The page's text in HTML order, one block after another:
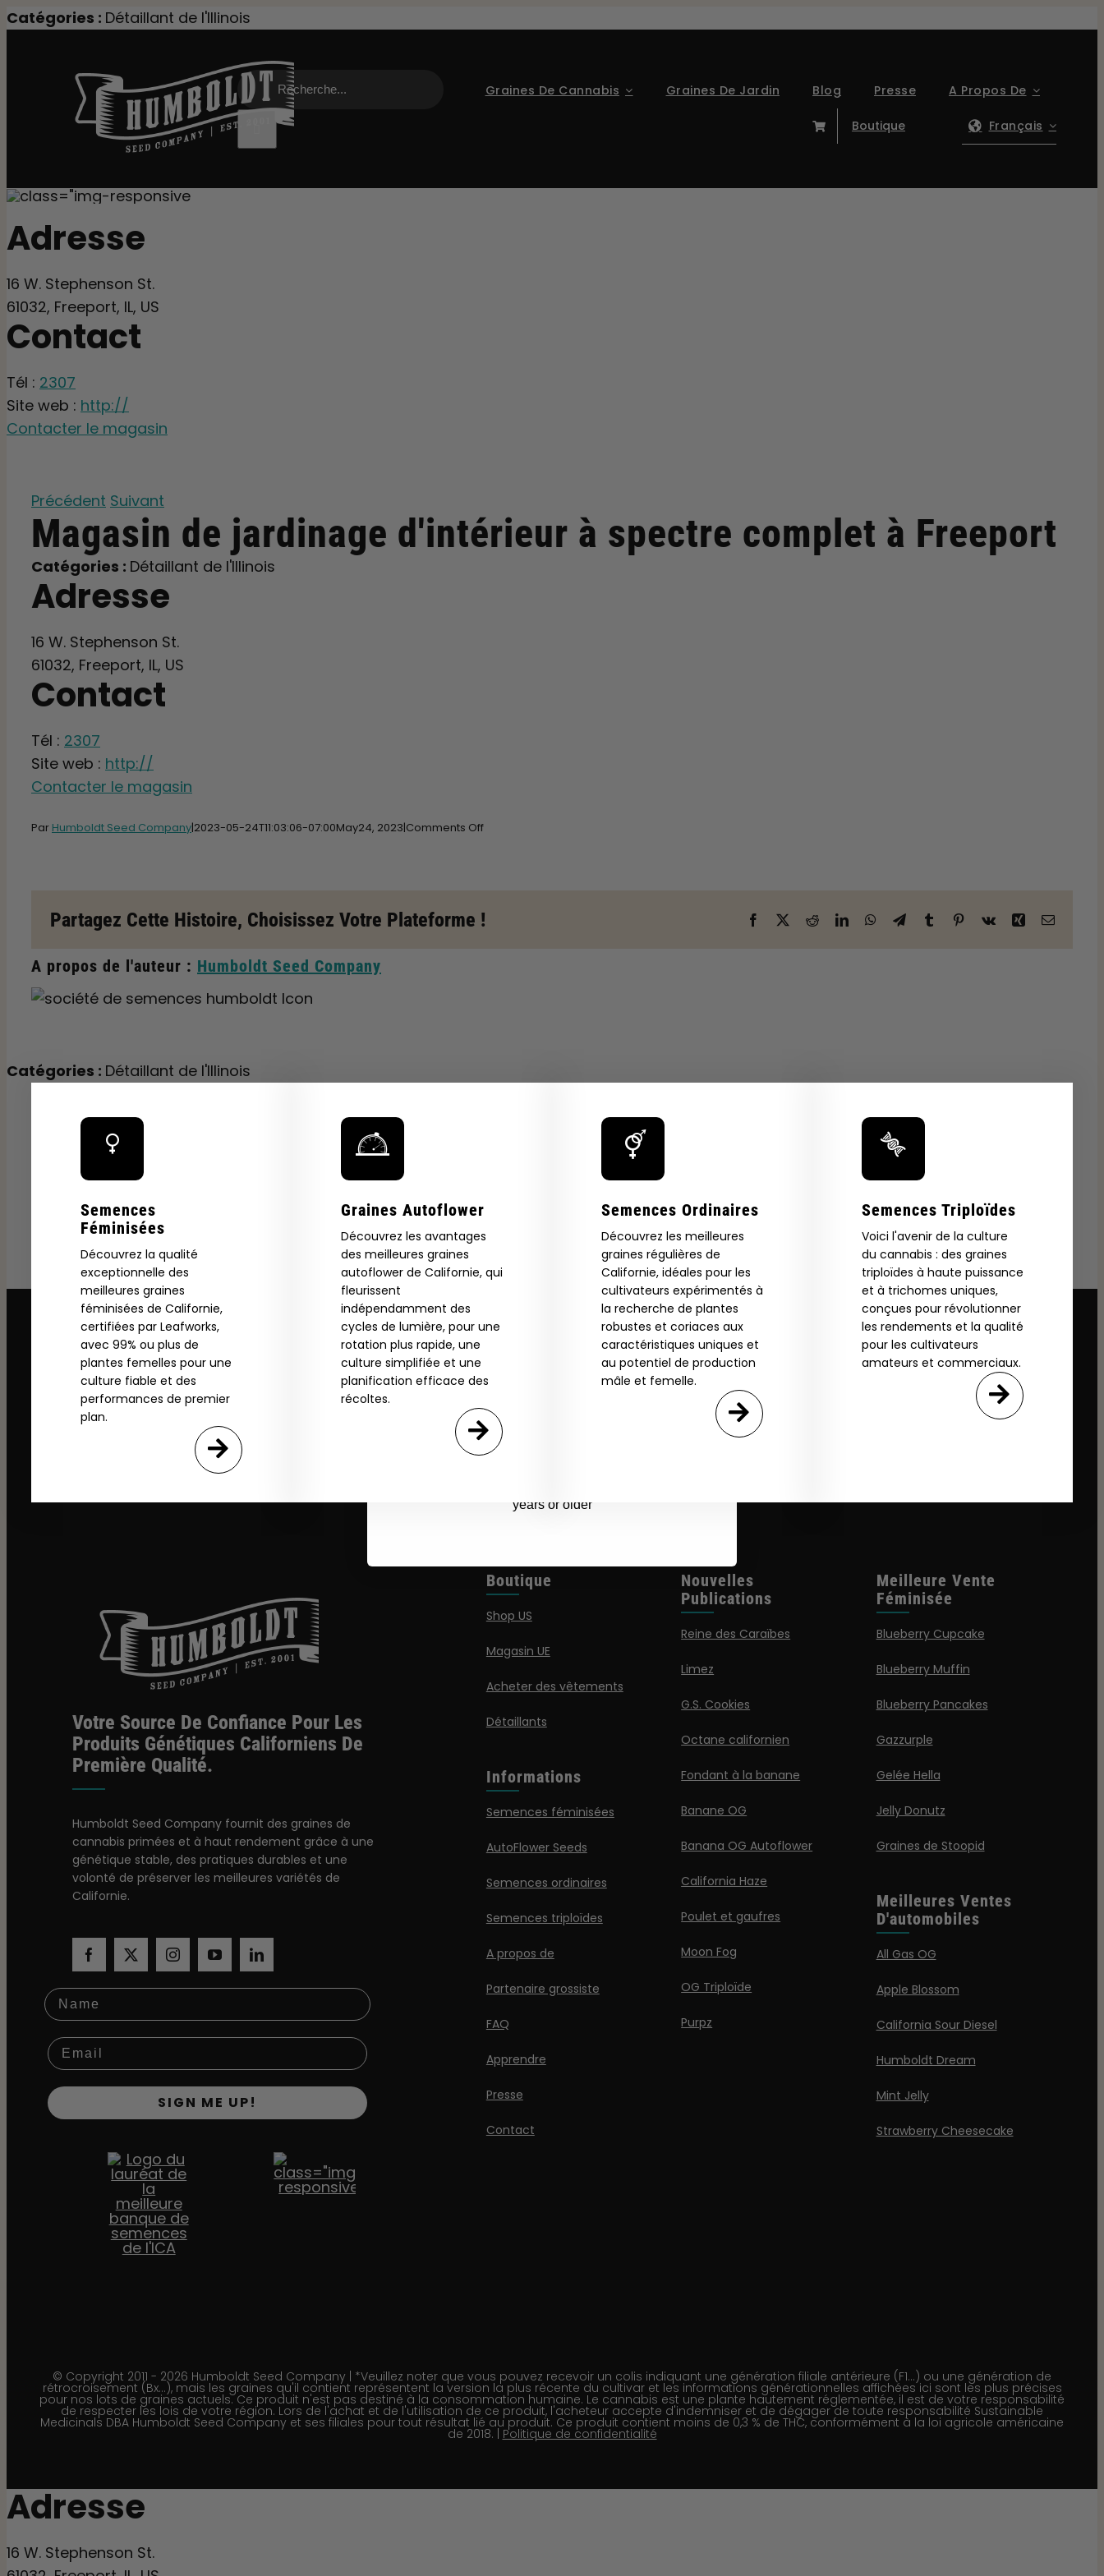
Skip
Catégories : Détaillant de l'Illinois
Recherche
de
:
Graines De Cannabis Graines De Jardin Blog Presse A Propos De
Boutique Français
Adresse
16 W. Stephenson St.
61032, Freeport, IL, US
Contact
Tél : 2307
Site web : http://
Contacter le magasin
Précédent Suivant
Magasin de jardinage d'intérieur à spectre complet à Freeport
Catégories : Détaillant de l'Illinois
Adresse
16 W. Stephenson St.
61032, Freeport, IL, US
Contact
Tél : 2307
Site web : http://
Contacter le magasin
Par Humboldt Seed Company|2023-05-24T11:03:06-07:00May24, 2023|Comments Offon
Store
in
Partagez Cette Histoire, Choisissez Votre Plateforme ! Facebook
X RedditLinkedInWhatsAppTélégramme
TumblrPinterest
Vk Xing Courriel
A propos de l'auteur : Humboldt Seed Company
Catégories : Détaillant de l'Illinois
Semences
Féminisées
Découvrez la qualité
exceptionnelle des
meilleures graines
féminisées de Californie,
certifiées par Leafworks,
avec 99% ou plus de
plantes femelles pour une
culture fiable et des
performances de premier
plan.
Graines Autoflower
Découvrez les avantages
des meilleures graines
autoflower de Californie, qui
fleurissent
indépendamment des
cycles de lumière, pour une
rotation plus rapide, une
culture simplifiée et une
planification efficace des
récoltes.
Semences Ordinaires
Découvrez les meilleures
graines régulières de
Californie, idéales pour les
cultivateurs expérimentés à
la recherche de plantes
robustes et coriaces aux
caractéristiques uniques et
au potentiel de production
mâle et femelle.
Semences Triploïdes
Voici l'avenir de la culture
du cannabis : des graines
triploïdes à haute puissance
et à trichomes uniques,
conçues pour révolutionner
les rendements et la qualité
pour les cultivateurs
amateurs et commerciaux.
Votre Source De Confiance Pour Les
Produits Génétiques Californiens De
Première Qualité.
Humboldt Seed Company fournit des graines de
cannabis primées et à haut rendement grâce à une
génétique stable, des pratiques durables et une
volonté de préserver les meilleures variétés de
Californie.
Name
SIGN ME UP!
Boutique
Shop US
Magasin UE
Acheter des vêtements
Détaillants
Informations
Semences féminisées
AutoFlower Seeds
Semences ordinaires
Semences triploïdes
A propos de
Partenaire grossiste
FAQ
Apprendre
Presse
Contact
Nouvelles
Publications
Reine des Caraïbes
Limez
G.S. Cookies
Octane californien
Fondant à la banane
Banane OG
Banana OG Autoflower
California Haze
Poulet et gaufres
Moon Fog
OG Triploïde
Purpz
Meilleure Vente
Féminisée
Blueberry Cupcake
Blueberry Muffin
Blueberry Pancakes
Gazzurple
Gelée Hella
Jelly Donutz
Graines de Stoopid
Meilleures Ventes
D'automobiles
All Gas OG
Apple Blossom
California Sour Diesel
Humboldt Dream
Mint Jelly
Strawberry Cheesecake
© Copyright 2011 - 2026 Humboldt Seed Company | *Veuillez noter que vous pouvez recevoir un colis indiquant une génération filiale antérieure (F1…) ou une génération de
rétrocroisement (Bx…), mais les graines qu'il contient représentent la version la plus récente du cultivar et les informations générationnelles affichées ici sont les plus précises
pour nos lots de graines actuels. Ce produit n'est pas destiné à la consommation humaine. Le cannabis est une plante hautement réglementée, il est de votre responsabilité
de respecter les lois de votre région. Lors de l'achat et de l'utilisation de ce produit, l'acheteur accepte d'indemniser et de dégager de toute responsabilité Sustainable
Medicinals DBA Humboldt Seed Company et ses filiales pour tout résultat lié au produit. Ce produit contient moins de 0,3 % de THC, conformément à la loi agricole américaine
de 2018. | Politique de confidentialité
Adresse
16 W. Stephenson St.
Are You Aged 18 Or Over?
The content and products of our website is reserved for
those of legal age.
Please see Terms & Conditions.
age_gapI accept cookie settings and privacy policy
Agree & Enter
years or older